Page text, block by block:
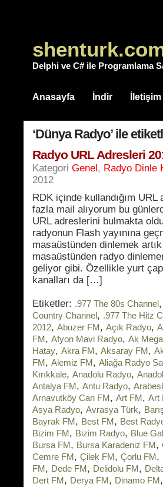
Delphi ve C# ile Programlama
Anasayfa İndir İletişim
‘Dünya Radyo’ ile
Radyo URL Adresleri
Kategori Genel, Radyo Dinle
2012
RDK içinde kullandığım
fazla mail alıyorum bu
URL adreslerini bulmakta
radyonun Flash yayınına
masaüstünden dinlemek
masaüstünden radyo
geliyor gibi. Özellikle yurt
kanalları da […]
Etiketler: .977 The 80s Channel,
Country Channel, .977 The Hitz
2012, Abuzer FM, Açık Radyo,
FM, Afyon Mavi Radyo, Ak
Hatay, Akra FM, Aksaray FM,
FM, Alemiz FM, Aliağa Radyo
Kırıkkale, Anadolu Radyo,
Antalya FM, Antu Radyo,
Arnavutköy Can FM, Art FM, Art
Asya Radyo, Avrasya Türk,
Bayrak FM, Best FM, Best
Bizim FM, Bizim Radyo, Blue
Bursa FM, Bursa Karadeniz FM,
Cemre FM, Çilek FM, Çorlu FM,
FM, Dede FM, Delidolu FM,
Dert FM, Derya FM, Dinamo FM,